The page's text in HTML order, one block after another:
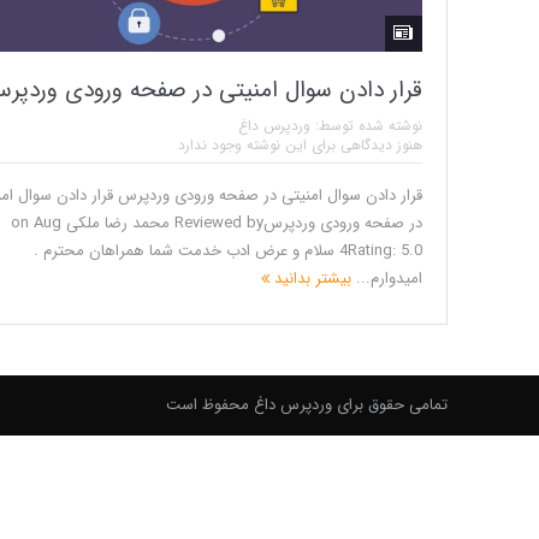
قرار دادن سوال امنیتی در صفحه ورودی
نوشته شده توسط: وردپرس داغ
هنوز دیدگاهی برای این نوشته وجود ندارد
قرار دادن سوال امنیتی در صفحه ورودی وردپرس قرار دادن سوال
در صفحه ورودی وردپرسReviewed by محمد رضا ملکی on Aug
4Rating: 5.0 سلام و عرض ادب خدمت شما همراهان محترم .
امیدوارم...بیشتر بدانید
تمامی حقوق برای وردپرس داغ محفوظ است